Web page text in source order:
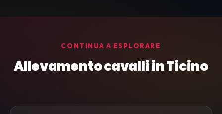
CONTINUA A ESPLORARE
Allevamento cavalli in Ticino